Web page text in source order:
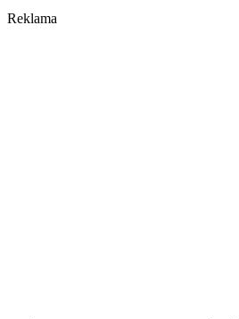
Reklama